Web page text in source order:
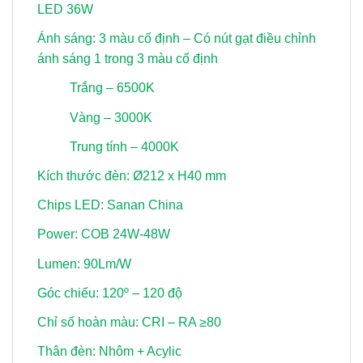
LED 36W
Ánh sáng: 3 màu cố định – Có nút gạt điều chỉnh
ánh sáng 1 trong 3 màu cố định
Trắng – 6500K
Vàng – 3000K
Trung tính – 4000K
Kích thước đèn: Ø212 x H40 mm
Chips LED: Sanan China
Power: COB 24W-48W
Lumen: 90Lm/W
Góc chiếu: 120º – 120 độ
Chỉ số hoàn màu: CRI – RA ≥80
Thân đèn: Nhôm + Acylic